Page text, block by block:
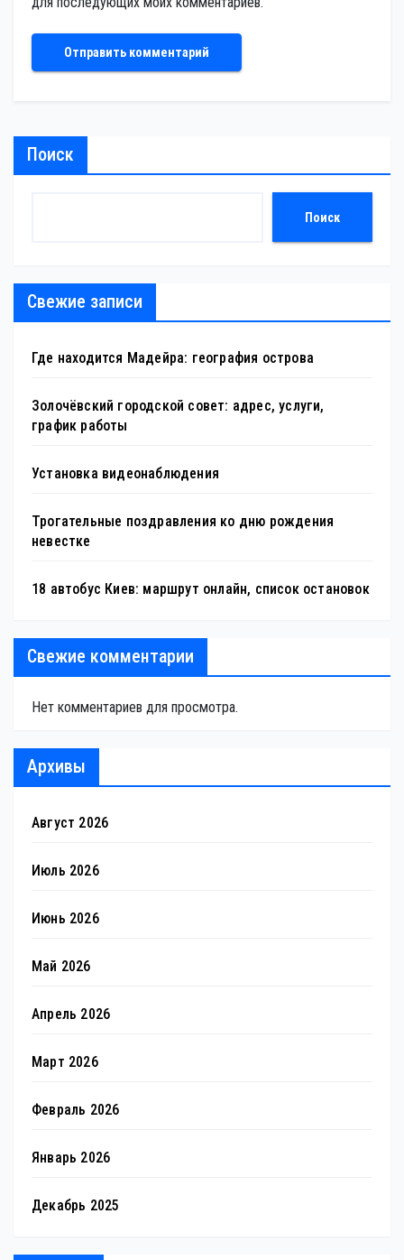
Поиск
Поиск
Свежие записи
Где находится Мадейра: география острова
Золочёвский городской совет: адрес, услуги,
график работы
Установка видеонаблюдения
Трогательные поздравления ко дню рождения
невестке
18 автобус Киев: маршрут онлайн, список остановок
Свежие комментарии
Нет комментариев для просмотра.
Архивы
Август 2026
Июль 2026
Июнь 2026
Май 2026
Апрель 2026
Март 2026
Февраль 2026
Январь 2026
Декабрь 2025